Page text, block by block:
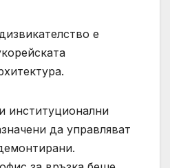
е
институционални
да управляват